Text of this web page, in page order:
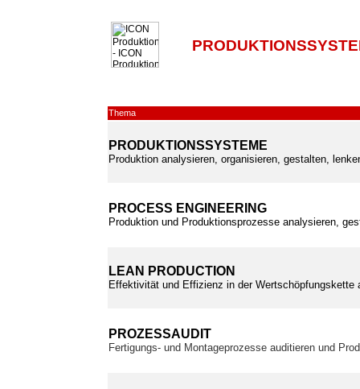
Thema
PRODUKTIONSSYSTEME
Produktion analysieren, organisieren, gestalten,
PROCESS ENGINEERING
Produktion und Produktionsprozesse analysieren,
LEAN PRODUCTION
Effektivität und Effizienz in der Wertschöpfungskette
PROZESSAUDIT
Fertigungs- und Montageprozesse auditieren und